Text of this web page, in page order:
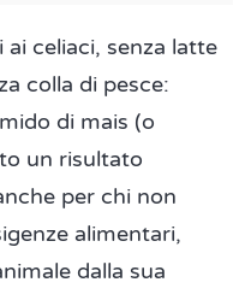
celiaci, senza latte
colla di pesce:
di mais (o
un risultato
per chi non
alimentari,
dalla sua